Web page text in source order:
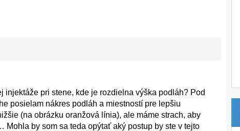
pri stene, kde je rozdielna výška podláh? Pod
posielam nákres podláh a miestností pre lepšiu
(na obrázku oranžová línia), ale máme strach, aby
by som sa teda opýtať aký postup by ste v tejto